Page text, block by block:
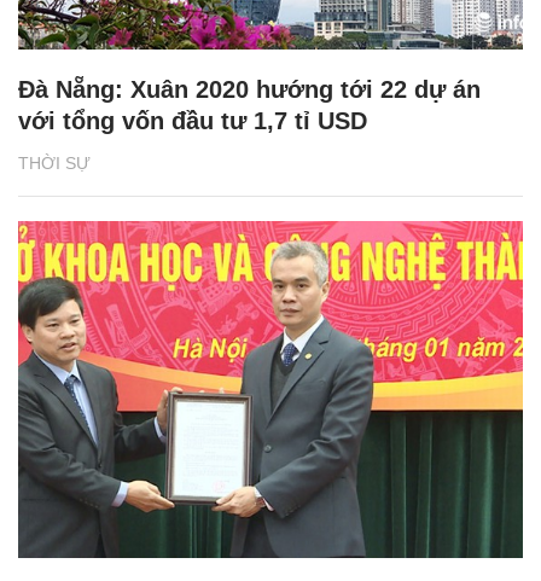
THỜI SỰ
Đà Nẵng: Xuân 2020 hướng tới 22 dự án
với tổng vốn đầu tư 1,7 tỉ USD